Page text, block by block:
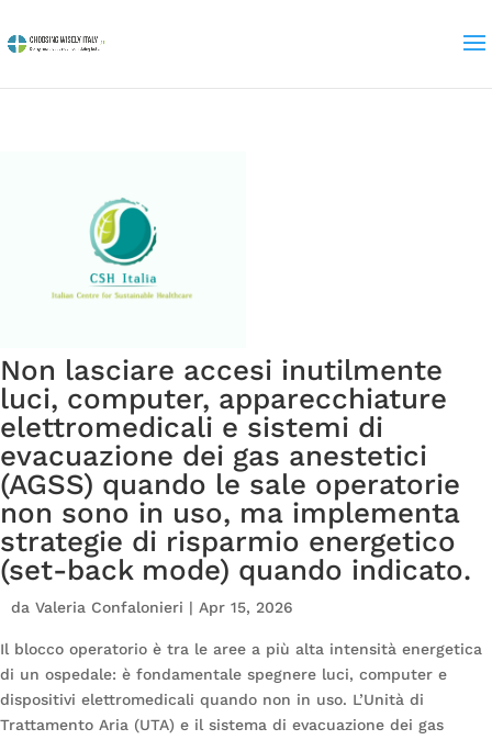
Non lasciare accesi inutilmente
luci, computer, apparecchiature
elettromedicali e sistemi di
evacuazione dei gas anestetici
(AGSS) quando le sale operatorie
non sono in uso, ma implementa
strategie di risparmio energetico
(set-back mode) quando indicato.
da Valeria Confalonieri | Apr 15, 2026
Il blocco operatorio è tra le aree a più alta intensità energetica
di un ospedale: è fondamentale spegnere luci, computer e
dispositivi elettromedicali quando non in uso. L’Unità di
Trattamento Aria (UTA) e il sistema di evacuazione dei gas